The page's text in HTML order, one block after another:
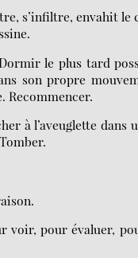
s’infiltre, envahit
le plus tard
son propre
Recommencer.
à l’aveuglette
voir, pour évaluer,